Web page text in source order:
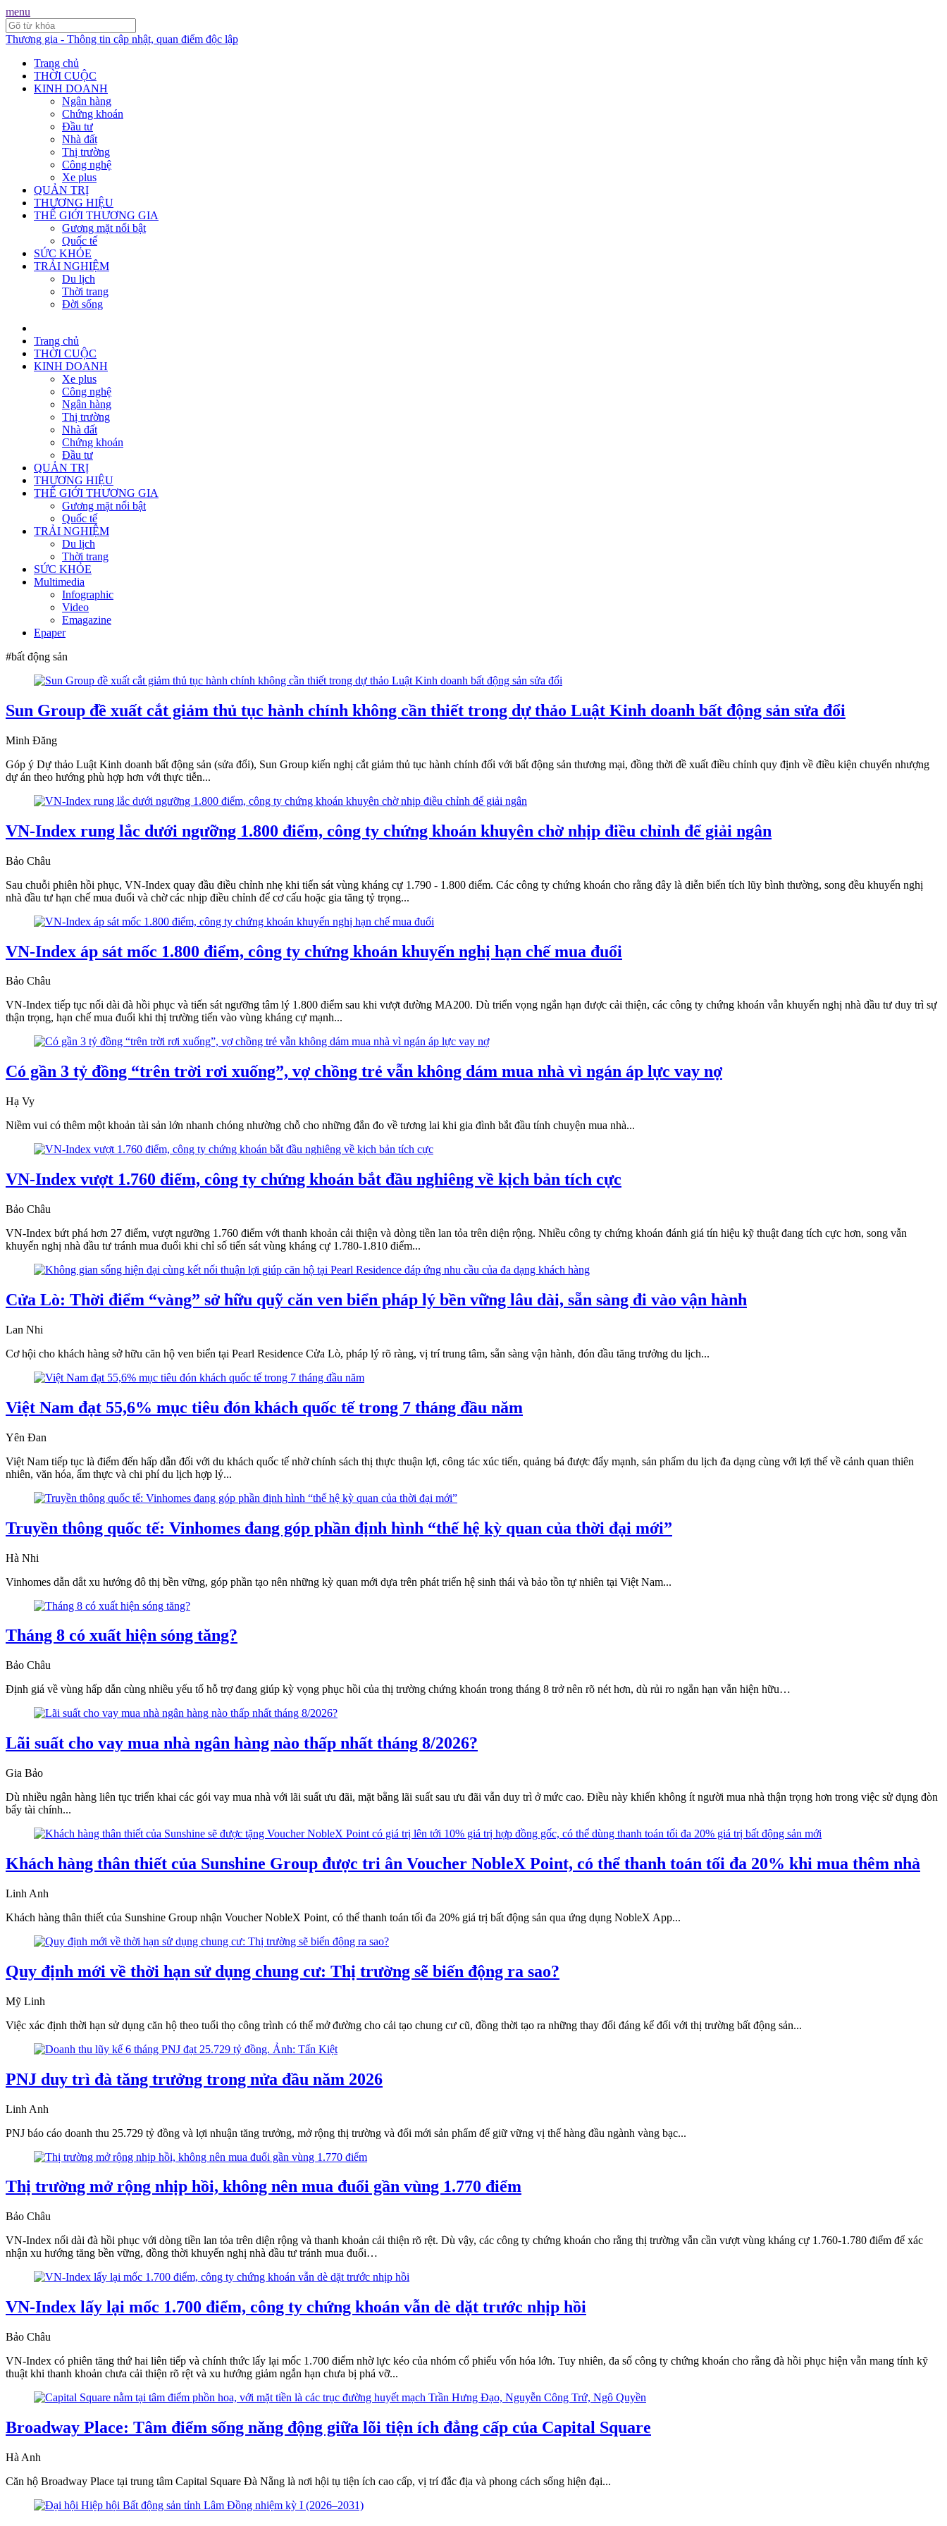
menu
Thương gia - Thông tin cập nhật, quan điểm độc lập
Trang chủ
THỜI CUỘC
KINH DOANH
Ngân hàng
Chứng khoán
Đầu tư
Nhà đất
Thị trường
Công nghệ
Xe plus
QUẢN TRỊ
THƯƠNG HIỆU
THẾ GIỚI THƯƠNG GIA
Gương mặt nổi bật
Quốc tế
SỨC KHỎE
TRẢI NGHIỆM
Du lịch
Thời trang
Đời sống
Trang chủ
THỜI CUỘC
KINH DOANH
Xe plus
Công nghệ
Ngân hàng
Thị trường
Nhà đất
Chứng khoán
Đầu tư
QUẢN TRỊ
THƯƠNG HIỆU
THẾ GIỚI THƯƠNG GIA
Gương mặt nổi bật
Quốc tế
TRẢI NGHIỆM
Du lịch
Thời trang
SỨC KHỎE
Multimedia
Infographic
Video
Emagazine
Epaper
#bất động sản
Sun Group đề xuất cắt giảm thủ tục hành chính không cần thiết trong dự thảo Luật Kinh doanh bất động sản sửa đổi
Minh Đăng
Góp ý Dự thảo Luật Kinh doanh bất động sản (sửa đổi), Sun Group kiến nghị cắt giảm thủ tục hành chính đối với bất động sản thương mại, đồng thời đề xuất điều chỉnh quy định về điều kiện chuyển nhượng
dự án theo hướng phù hợp hơn với thực tiễn...
VN-Index rung lắc dưới ngưỡng 1.800 điểm, công ty chứng khoán khuyên chờ nhịp điều chỉnh để giải ngân
Bảo Châu
Sau chuỗi phiên hồi phục, VN-Index quay đầu điều chỉnh nhẹ khi tiến sát vùng kháng cự 1.790 - 1.800 điểm. Các công ty chứng khoán cho rằng đây là diễn biến tích lũy bình thường, song đều khuyến nghị
nhà đầu tư hạn chế mua đuổi và chờ các nhịp điều chỉnh để cơ cấu hoặc gia tăng tỷ trọng...
VN-Index áp sát mốc 1.800 điểm, công ty chứng khoán khuyến nghị hạn chế mua đuổi
Bảo Châu
VN-Index tiếp tục nối dài đà hồi phục và tiến sát ngưỡng tâm lý 1.800 điểm sau khi vượt đường MA200. Dù triển vọng ngắn hạn được cải thiện, các công ty chứng khoán vẫn khuyến nghị nhà đầu tư duy trì sự
thận trọng, hạn chế mua đuổi khi thị trường tiến vào vùng kháng cự mạnh...
Có gần 3 tỷ đồng “trên trời rơi xuống”, vợ chồng trẻ vẫn không dám mua nhà vì ngán áp lực vay nợ
Hạ Vy
Niềm vui có thêm một khoản tài sản lớn nhanh chóng nhường chỗ cho những đắn đo về tương lai khi gia đình bắt đầu tính chuyện mua nhà...
VN-Index vượt 1.760 điểm, công ty chứng khoán bắt đầu nghiêng về kịch bản tích cực
Bảo Châu
VN-Index bứt phá hơn 27 điểm, vượt ngưỡng 1.760 điểm với thanh khoản cải thiện và dòng tiền lan tỏa trên diện rộng. Nhiều công ty chứng khoán đánh giá tín hiệu kỹ thuật đang tích cực hơn, song vẫn
khuyến nghị nhà đầu tư tránh mua đuổi khi chỉ số tiến sát vùng kháng cự 1.780-1.810 điểm...
Cửa Lò: Thời điểm “vàng” sở hữu quỹ căn ven biển pháp lý bền vững lâu dài, sẵn sàng đi vào vận hành
Lan Nhi
Cơ hội cho khách hàng sở hữu căn hộ ven biển tại Pearl Residence Cửa Lò, pháp lý rõ ràng, vị trí trung tâm, sẵn sàng vận hành, đón đầu tăng trưởng du lịch...
Việt Nam đạt 55,6% mục tiêu đón khách quốc tế trong 7 tháng đầu năm
Yên Đan
Việt Nam tiếp tục là điểm đến hấp dẫn đối với du khách quốc tế nhờ chính sách thị thực thuận lợi, công tác xúc tiến, quảng bá được đẩy mạnh, sản phẩm du lịch đa dạng cùng với lợi thế về cảnh quan thiên
nhiên, văn hóa, ẩm thực và chi phí du lịch hợp lý...
Truyền thông quốc tế: Vinhomes đang góp phần định hình “thế hệ kỳ quan của thời đại mới”
Hà Nhi
Vinhomes dẫn dắt xu hướng đô thị bền vững, góp phần tạo nên những kỳ quan mới dựa trên phát triển hệ sinh thái và bảo tồn tự nhiên tại Việt Nam...
Tháng 8 có xuất hiện sóng tăng?
Bảo Châu
Định giá về vùng hấp dẫn cùng nhiều yếu tố hỗ trợ đang giúp kỳ vọng phục hồi của thị trường chứng khoán trong tháng 8 trở nên rõ nét hơn, dù rủi ro ngắn hạn vẫn hiện hữu…
Lãi suất cho vay mua nhà ngân hàng nào thấp nhất tháng 8/2026?
Gia Bảo
Dù nhiều ngân hàng liên tục triển khai các gói vay mua nhà với lãi suất ưu đãi, mặt bằng lãi suất sau ưu đãi vẫn duy trì ở mức cao. Điều này khiến không ít người mua nhà thận trọng hơn trong việc sử dụng đòn
bẩy tài chính...
Khách hàng thân thiết của Sunshine Group được tri ân Voucher NobleX Point, có thể thanh toán tối đa 20% khi mua thêm nhà
Linh Anh
Khách hàng thân thiết của Sunshine Group nhận Voucher NobleX Point, có thể thanh toán tối đa 20% giá trị bất động sản qua ứng dụng NobleX App...
Quy định mới về thời hạn sử dụng chung cư: Thị trường sẽ biến động ra sao?
Mỹ Linh
Việc xác định thời hạn sử dụng căn hộ theo tuổi thọ công trình có thể mở đường cho cải tạo chung cư cũ, đồng thời tạo ra những thay đổi đáng kể đối với thị trường bất động sản...
PNJ duy trì đà tăng trưởng trong nửa đầu năm 2026
Linh Anh
PNJ báo cáo doanh thu 25.729 tỷ đồng và lợi nhuận tăng trưởng, mở rộng thị trường và đổi mới sản phẩm để giữ vững vị thế hàng đầu ngành vàng bạc...
Thị trường mở rộng nhịp hồi, không nên mua đuổi gần vùng 1.770 điểm
Bảo Châu
VN-Index nối dài đà hồi phục với dòng tiền lan tỏa trên diện rộng và thanh khoản cải thiện rõ rệt. Dù vậy, các công ty chứng khoán cho rằng thị trường vẫn cần vượt vùng kháng cự 1.760-1.780 điểm để xác
nhận xu hướng tăng bền vững, đồng thời khuyến nghị nhà đầu tư tránh mua đuổi…
VN-Index lấy lại mốc 1.700 điểm, công ty chứng khoán vẫn dè dặt trước nhịp hồi
Bảo Châu
VN-Index có phiên tăng thứ hai liên tiếp và chính thức lấy lại mốc 1.700 điểm nhờ lực kéo của nhóm cổ phiếu vốn hóa lớn. Tuy nhiên, đa số công ty chứng khoán cho rằng đà hồi phục hiện vẫn mang tính kỹ
thuật khi thanh khoản chưa cải thiện rõ rệt và xu hướng giảm ngắn hạn chưa bị phá vỡ...
Broadway Place: Tâm điểm sống năng động giữa lõi tiện ích đẳng cấp của Capital Square
Hà Anh
Căn hộ Broadway Place tại trung tâm Capital Square Đà Nẵng là nơi hội tụ tiện ích cao cấp, vị trí đắc địa và phong cách sống hiện đại...